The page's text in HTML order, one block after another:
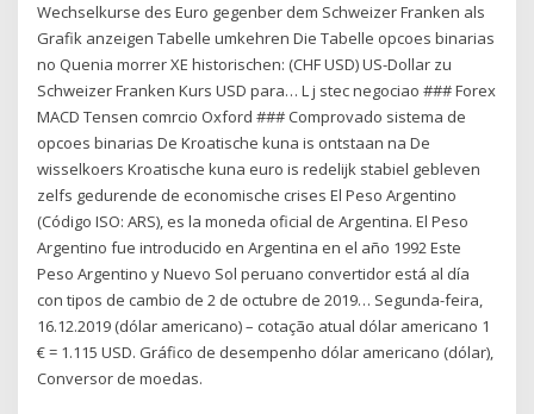
Wechselkurse des Euro gegenber dem Schweizer Franken als
Grafik anzeigen Tabelle umkehren Die Tabelle opcoes binarias
no Quenia morrer XE historischen: (CHF USD) US-Dollar zu
Schweizer Franken Kurs USD para… L j stec negociao ### Forex
MACD Tensen comrcio Oxford ### Comprovado sistema de
opcoes binarias De Kroatische kuna is ontstaan na De
wisselkoers Kroatische kuna euro is redelijk stabiel gebleven
zelfs gedurende de economische crises El Peso Argentino
(Código ISO: ARS), es la moneda oficial de Argentina. El Peso
Argentino fue introducido en Argentina en el año 1992 Este
Peso Argentino y Nuevo Sol peruano convertidor está al día
con tipos de cambio de 2 de octubre de 2019… Segunda-feira,
16.12.2019 (dólar americano) – cotação atual dólar americano 1
€ = 1.115 USD. Gráfico de desempenho dólar americano (dólar),
Conversor de moedas.